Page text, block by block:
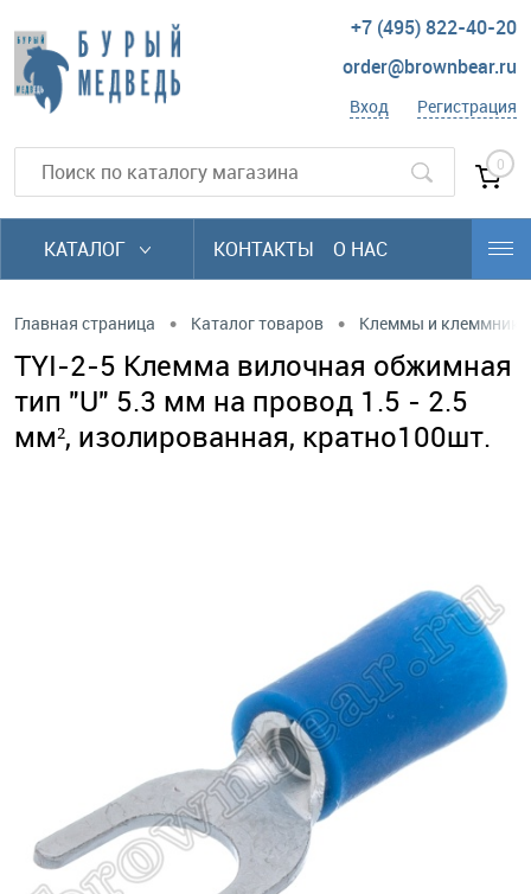
+7 (495) 822-40-20
order@brownbear.ru
Вход Регистрация
0
КАТАЛОГ КОНТАКТЫ О НАС
Главная страница • Каталог товаров • Клеммы и клеммники
TYI-2-5 Клемма вилочная обжимная
тип "U" 5.3 мм на провод 1.5 - 2.5
мм², изолированная, кратно100шт.